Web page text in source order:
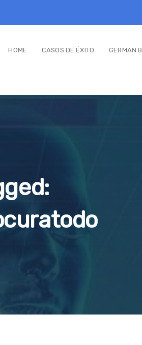
HOME CASOS DE ÉXITO GERMAN